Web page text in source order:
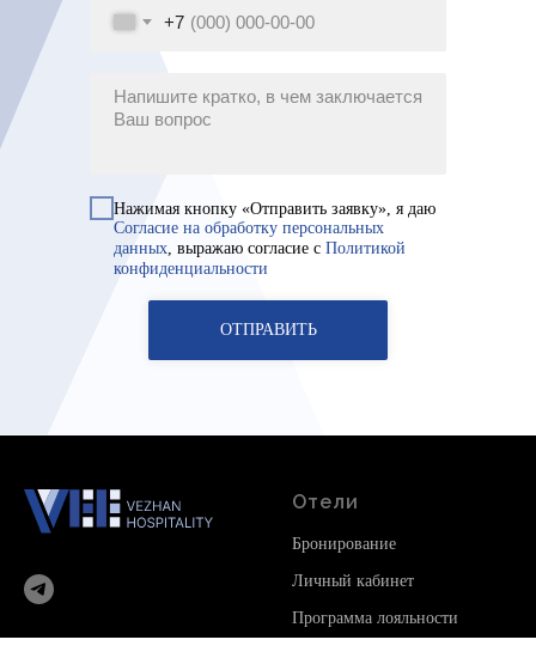
+7
Нажимая кнопку «Отправить заявку», я даю
Согласие на обработку персональных
данных , выражаю согласие с Политикой
конфиденциальности
ОТПРАВИТЬ
Отели
Бронирование
Личный кабинет
Программа лояльности